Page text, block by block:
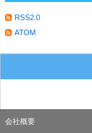
RSS2.0
ATOM
会社概要